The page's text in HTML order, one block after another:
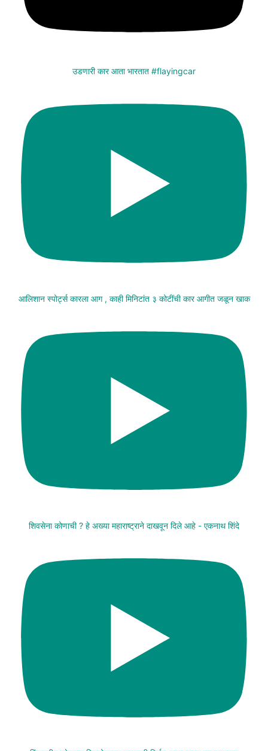
उडणारी कार आता भारतात #flayingcar
आलिशान स्पोर्ट्स कारला आग , काही मिनिटांत ३ कोटींची कार आगीत जळून खाक
शिवसेना कोणाची ? हे अख्या महाराष्ट्राने दाखवून दिले आहे - एकनाथ शिंदे